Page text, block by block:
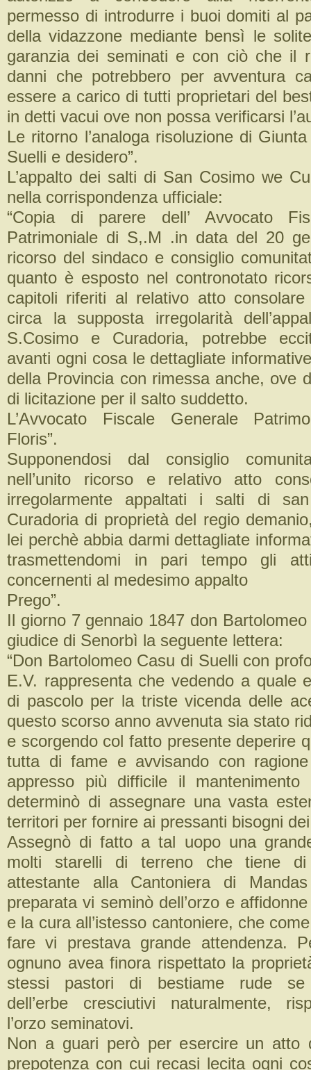
permesso di introdurre i buoi domiti al
della vidazzone mediante bensì le
garanzia dei seminati e con ciò che il
danni che potrebbero per avventura
essere a carico di tutti proprietari del
in detti vacui ove non possa verificarsi
Le ritorno l’analoga risoluzione di
Suelli e desidero”.
L’appalto dei salti di San Cosimo we
nella corrispondenza ufficiale:
“Copia di parere dell’ Avvocato
Patrimoniale di S,.M .in data del 20
ricorso del sindaco e consiglio
quanto è esposto nel contronotato
capitoli riferiti al relativo atto
circa la supposta irregolarità
S.Cosimo e Curadoria, potrebbe
avanti ogni cosa le dettagliate
della Provincia con rimessa anche, ove
di licitazione per il salto suddetto.
L’Avvocato Fiscale Generale
Floris”.
Supponendosi dal consiglio
nell’unito ricorso e relativo atto
irregolarmente appaltati i salti di
Curadoria di proprietà del regio
lei perchè abbia darmi dettagliate
trasmettendomi in pari tempo gli
concernenti al medesimo appalto
Prego”.
Il giorno 7 gennaio 1847 don
giudice di Senorbì la seguente lettera:
“Don Bartolomeo Casu di Suelli con
E.V. rappresenta che vedendo a quale
di pascolo per la triste vicenda delle
questo scorso anno avvenuta sia stato
e scorgendo col fatto presente deperire
tutta di fame e avvisando con
appresso più difficile il mantenimento
determinò di assegnare una vasta
territori per fornire ai pressanti bisogni
Assegnò di fatto a tal uopo una
molti starelli di terreno che tiene di
attestante alla Cantoniera di
preparata vi seminò dell’orzo e
e la cura all’istesso cantoniere, che
fare vi prestava grande attendenza.
ognuno avea finora rispettato la
stessi pastori di bestiame rude se
dell’erbe cresciutivi naturalmente,
l’orzo seminatovi.
Non a guari però per esercire un atto
prepotenza con cui recasi lecita ogni